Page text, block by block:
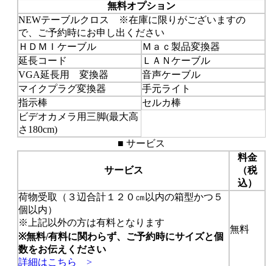
無料オプション
NEWテーブルクロス ※在庫に限りがございますの
で、ご予約時にお申し出ください
ＨＤＭＩケーブル
Ｍａｃ製品変換器
延長コード
ＬＡＮケーブル
VGA延長用 変換器
音声ケーブル
マイクプラグ変換器
手元ライト
指示棒
セルカ棒
ビデオカメラ用三脚(最大高
さ180cm)
■ サービス
サービス
料金
（税
込）
荷物受取（３辺合計１２０㎝以内の箱型かつ５
個以内）
※上記以外の方は有料となります
※無料/有料に関わらず、ご予約時にサイズと個
数をお伝えください
詳細はこちら >
無料